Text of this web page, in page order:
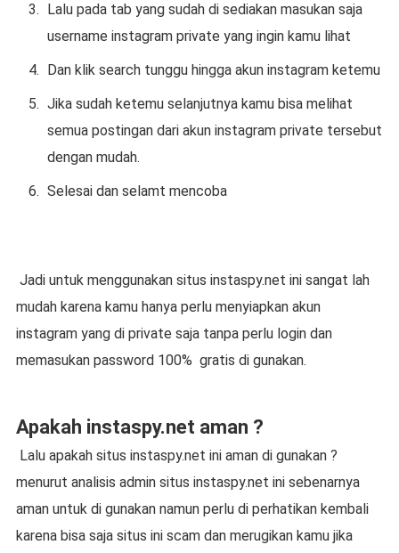
Lalu pada tab yang sudah di sediakan masukan saja
username instagram private yang ingin kamu lihat
Dan klik search tunggu hingga akun instagram ketemu
Jika sudah ketemu selanjutnya kamu bisa melihat
semua postingan dari akun instagram private tersebut
dengan mudah.
Selesai dan selamt mencoba
Jadi untuk menggunakan situs instaspy.net ini sangat lah
mudah karena kamu hanya perlu menyiapkan akun
instagram yang di private saja tanpa perlu login dan
memasukan password 100% gratis di gunakan.
Apakah instaspy.net aman ?
Lalu apakah situs instaspy.net ini aman di gunakan ?
menurut analisis admin situs instaspy.net ini sebenarnya
aman untuk di gunakan namun perlu di perhatikan kembali
karena bisa saja situs ini scam dan merugikan kamu jika